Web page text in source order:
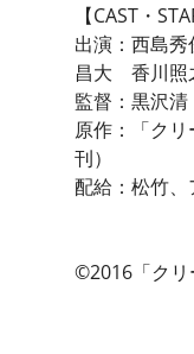
【CAST・
出演：西島
昌大 香川照
監督：黒沢清
原作：「ク
刊）
配給：松竹
©2016「クリ